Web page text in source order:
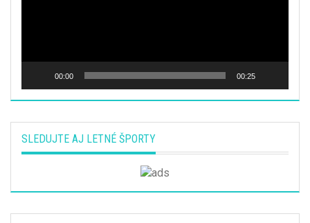
00:00 00:25
SLEDUJTE AJ LETNÉ ŠPORTY